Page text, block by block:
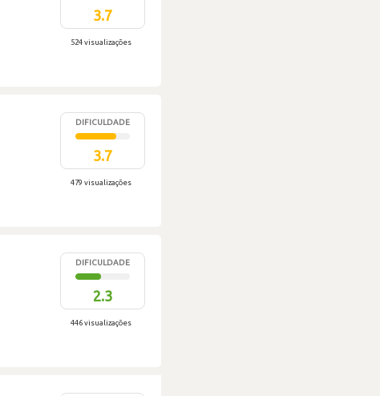
3.7
524 visualizações
DIFICULDADE
3.7
479 visualizações
DIFICULDADE
2.3
446 visualizações